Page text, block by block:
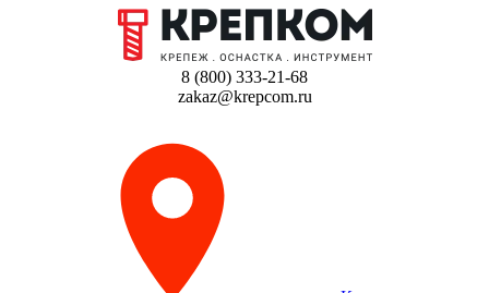
8 (800) 333-21-68
zakaz@krepcom.ru